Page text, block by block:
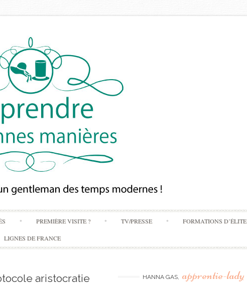
Skip
to
content
PREMIÈRE VISITE ? TV/PRESSE FORMATIONS D’ÉLITE
LIGNES DE FRANCE
aristocratie
HANNA GAS, apprentie-lady